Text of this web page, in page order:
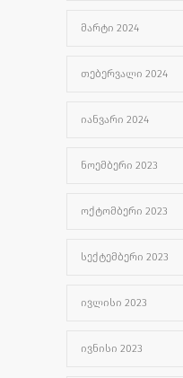
ᲛᲐᲠᲢᲘ 2024
ᲗᲔᲑᲔᲠᲕᲐᲚᲘ 2024
ᲘᲐᲜᲕᲐᲠᲘ 2024
ᲜᲝᲔᲛᲑᲔᲠᲘ 2023
ᲝᲥᲢᲝᲛᲑᲔᲠᲘ 2023
ᲡᲔᲥᲢᲔᲛᲑᲔᲠᲘ 2023
ᲘᲕᲚᲘᲡᲘ 2023
ᲘᲕᲜᲘᲡᲘ 2023